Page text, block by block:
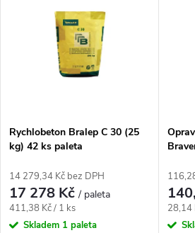
Rychlobeton Bralep C 30 (25
kg) 42 ks paleta
14 279,34 Kč bez DPH
17 278 Kč/ paleta
Měrná
cena:
411,38 Kč / 1 ks
Skladem 1 paleta
Měrná
cena:
28,14